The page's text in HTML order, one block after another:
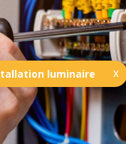
luminaire